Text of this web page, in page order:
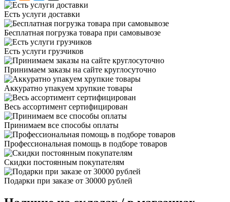
Есть услуги доставки
Бесплатная погрузка товара при самовывозе
Есть услуги грузчиков
Принимаем заказы на сайте круглосуточно
Аккуратно упакуем хрупкие товары
Весь ассортимент сертифицирован
Принимаем все способы оплаты
Профессиональная помощь в подборе товаров
Скидки постоянным покупателям
Подарки при заказе от 30000 рублей